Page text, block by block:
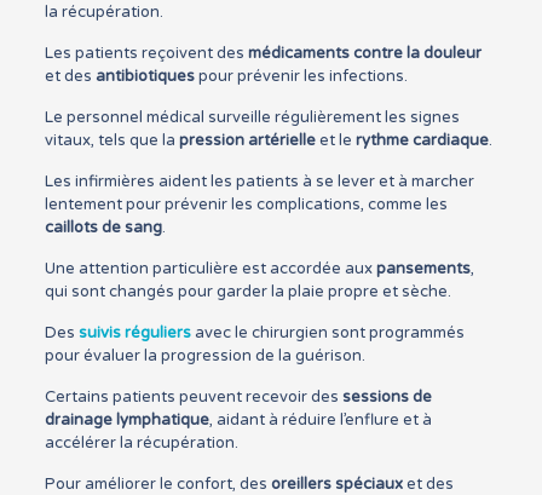
la récupération.
Les patients reçoivent des médicaments contre la douleur
et des antibiotiquespour prévenir les infections.
Le personnel médical surveille régulièrement les signes
vitaux, tels que la pression artérielleet le rythme cardiaque.
Les infirmières aident les patients à se lever et à marcher
lentement pour prévenir les complications, comme les
caillots de sang.
Une attention particulière est accordée auxpansements,
qui sont changés pour garder la plaie propre et sèche.
Des suivis réguliersavec le chirurgien sont programmés
pour évaluer la progression de la guérison.
Certains patients peuvent recevoir des sessions de
drainage lymphatique, aidant à réduire l’enflure et à
accélérer la récupération.
Pour améliorer le confort, des oreillers spéciauxet des